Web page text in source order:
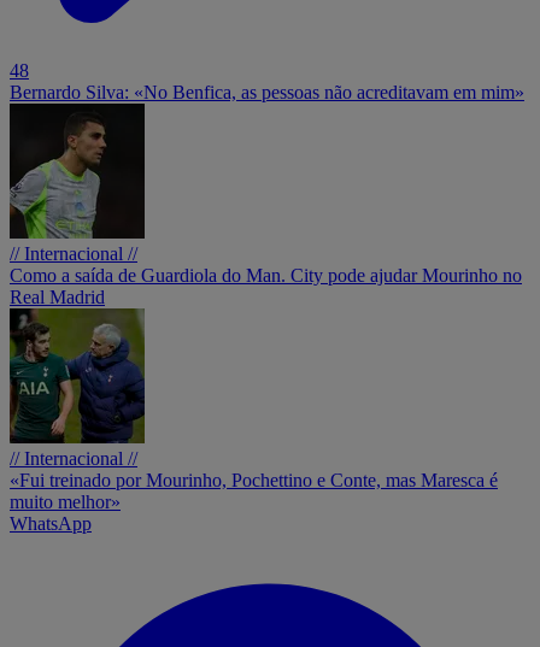
48
Bernardo Silva: «No Benfica, as pessoas não acreditavam em mim»
// Internacional //
Como a saída de Guardiola do Man. City pode ajudar Mourinho no
Real Madrid
// Internacional //
«Fui treinado por Mourinho, Pochettino e Conte, mas Maresca é
muito melhor»
WhatsApp